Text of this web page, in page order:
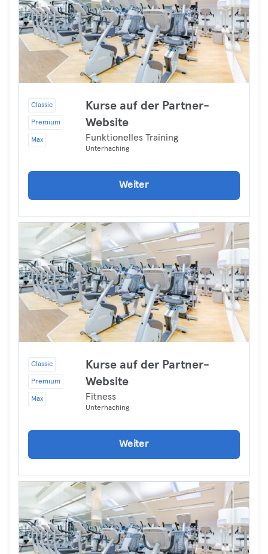
Classic
Premium
Max
Kurse auf der Partner-
Website
Funktionelles Training
Unterhaching
Weiter
Classic
Premium
Max
Kurse auf der Partner-
Website
Fitness
Unterhaching
Weiter